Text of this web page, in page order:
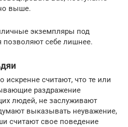
выше.
экземпляры под
позволяют себе лишнее.
считают, что те или
раздражение
людей, не заслуживают
выказывать неуважение,
считают свое поведение